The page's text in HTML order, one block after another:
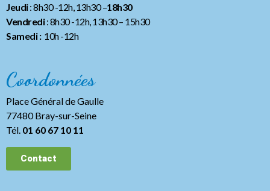
Jeudi: 8h30 -12h, 13h30 –18h30
Vendredi: 8h30 -12h, 13h30– 15h30
Samedi :10h -12h
Coordonnées
Place Général de Gaulle
77480 Bray-sur-Seine
Tél. 01 60 67 10 11
Contact